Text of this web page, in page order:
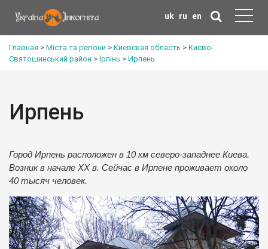
uk ru en
Главная > Міста та регіони > Киевская область > Києво-
Святошинський район > Ірпінь > Ирпень
Ирпень
Город Ирпень расположен в 10 км северо-западнее Киева.
Возник в начале ХХ в. Сейчас в Ирпене проживает около
40 тысяч человек.